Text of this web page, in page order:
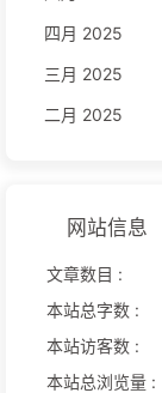
四月 2025
三月 2025
二月 2025
网站信息
文章数目 :
本站总字数 :
本站访客数 :
本站总浏览量 :